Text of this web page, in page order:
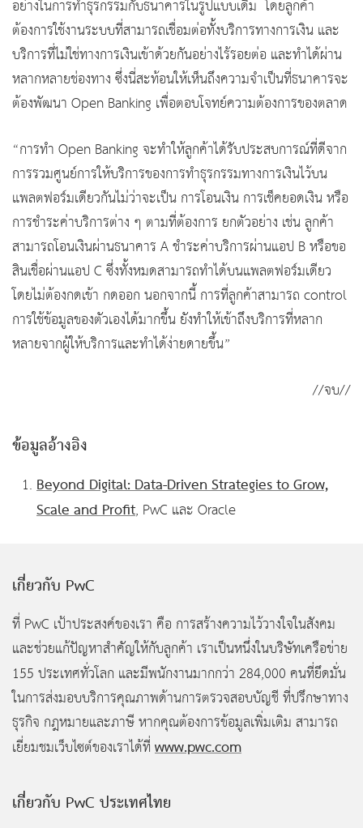
อย่างในการทำธุรกรรมกับธนาคารในรูปแบบเดิม โดยลูกค้า
ต้องการใช้งานระบบที่สามารถเชื่อมต่อทั้งบริการทางการเงิน และ
บริการที่ไม่ใช่ทางการเงินเข้าด้วยกันอย่างไร้รอยต่อ และทำได้ผ่าน
หลากหลายช่องทาง ซึ่งนี่สะท้อนให้เห็นถึงความจำเป็นที่ธนาคารจะ
ต้องพัฒนา Open Banking เพื่อตอบโจทย์ความต้องการของตลาด
“การทำ Open Banking จะทำให้ลูกค้าได้รับประสบการณ์ที่ดีจาก
การรวมศูนย์การให้บริการของการทำธุรกรรมทางการเงินไว้บน
แพลตฟอร์มเดียวกันไม่ว่าจะเป็น การโอนเงิน การเช็คยอดเงิน หรือ
การชำระค่าบริการต่าง ๆ ตามที่ต้องการ ยกตัวอย่าง เช่น ลูกค้า
สามารถโอนเงินผ่านธนาคาร A ชำระค่าบริการผ่านแอป B หรือขอ
สินเชื่อผ่านแอป C ซึ่งทั้งหมดสามารถทำได้บนแพลตฟอร์มเดียว
โดยไม่ต้องกดเข้า กดออก นอกจากนี้ การที่ลูกค้าสามารถ control
การใช้ข้อมูลของตัวเองได้มากขึ้น ยังทำให้เข้าถึงบริการที่หลาก
หลายจากผู้ให้บริการและทำได้ง่ายดายขึ้น”
//จบ//
ข้อมูลอ้างอิง
Beyond Digital: Data-Driven Strategies to Grow,
Scale and Profit, PwC และ Oracle
เกี่ยวกับ PwC
ที่ PwC เป้าประสงค์ของเรา คือ การสร้างความไว้วางใจในสังคม
และช่วยแก้ปัญหาสำคัญให้กับลูกค้า เราเป็นหนึ่งในบริษัทเครือข่าย
155ประเทศทั่วโลก และมีพนักงานมากกว่า 284,000คนที่ยึดมั่น
ในการส่งมอบบริการคุณภาพด้านการตรวจสอบบัญชี ที่ปรึกษาทาง
ธุรกิจ กฎหมายและภาษี หากคุณต้องการข้อมูลเพิ่มเติม สามารถ
เยี่ยมชมเว็บไซต์ของเราได้ที่www.pwc.com
เกี่ยวกับ PwCประเทศไทย